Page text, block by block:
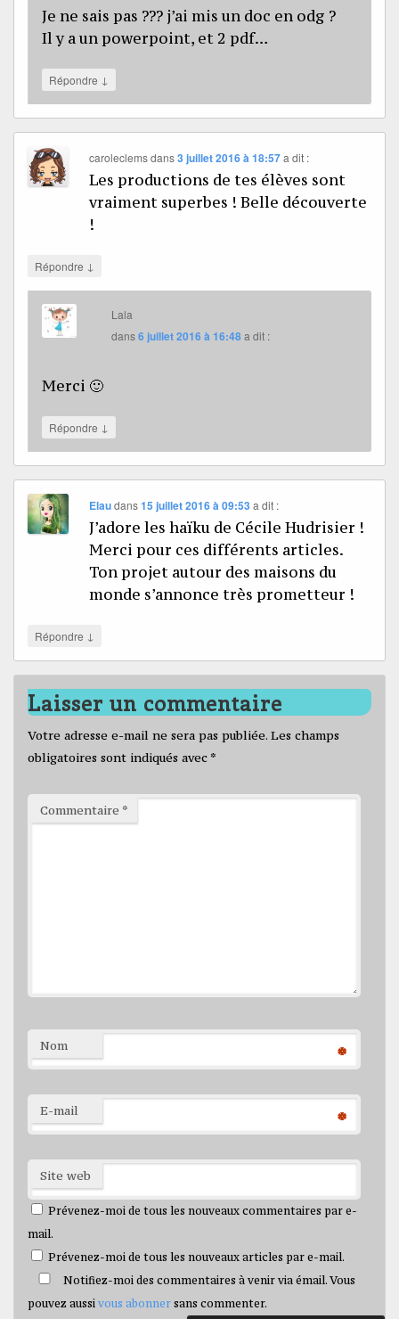
Je ne sais pas ??? j’ai mis un doc en odg ?
Il y a un powerpoint, et 2 pdf…
Répondre ↓
caroleclemsdans3 juillet 2016 à 18:57 a dit :
Les productions de tes élèves sont
vraiment superbes ! Belle découverte
!
Répondre ↓
Lala
dans6 juillet 2016 à 16:48a dit :
Merci 🙂
Répondre ↓
Elaudans15 juillet 2016 à 09:53 a dit :
J’adore les haïku de Cécile Hudrisier !
Merci pour ces différents articles.
Ton projet autour des maisons du
monde s’annonce très prometteur !
Répondre ↓
Laisser un commentaire
Votre adresse e-mail ne sera pas publiée. Les champs
obligatoires sont indiqués avec *
Commentaire *
Nom *
E-mail *
Site web
Prévenez-moi de tous les nouveaux commentaires par e-
mail.
Prévenez-moi de tous les nouveaux articles par e-mail.
Notifiez-moi des commentaires à venir via émail. Vous
pouvez aussi vous abonner sans commenter.